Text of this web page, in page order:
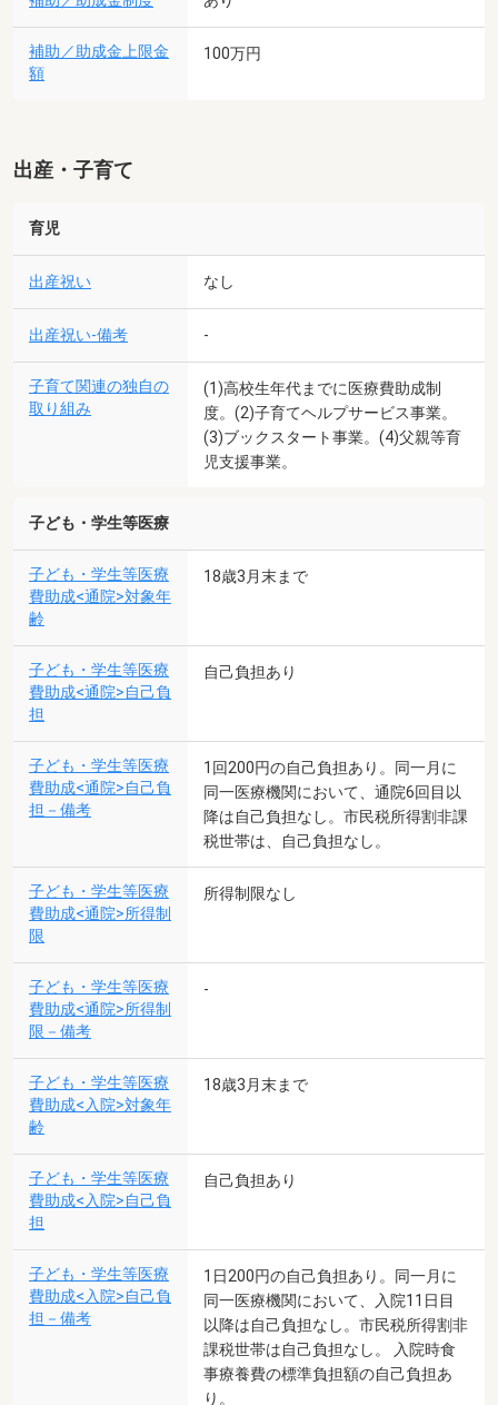
補助／助成金上限金
額
100万円
出産・子育て
育児
出産祝い なし
出産祝い-備考 -
子育て関連の独自の
取り組み
(1)高校生年代までに医療費助成制
度。(2)子育てヘルプサービス事業。
(3)ブックスタート事業。(4)父親等育
児支援事業。
子ども・学生等医療
子ども・学生等医療
費助成<通院>対象年
齢
18歳3月末まで
子ども・学生等医療
費助成<通院>自己負
担
自己負担あり
子ども・学生等医療
費助成<通院>自己負
担－備考
1回200円の自己負担あり。同一月に
同一医療機関において、通院6回目以
降は自己負担なし。市民税所得割非課
税世帯は、自己負担なし。
子ども・学生等医療
費助成<通院>所得制
限
所得制限なし
子ども・学生等医療
費助成<通院>所得制
限－備考
-
子ども・学生等医療
費助成<入院>対象年
齢
18歳3月末まで
子ども・学生等医療
費助成<入院>自己負
担
自己負担あり
子ども・学生等医療
費助成<入院>自己負
担－備考
1日200円の自己負担あり。同一月に
同一医療機関において、入院11日目
以降は自己負担なし。市民税所得割非
課税世帯は自己負担なし。 入院時食
事療養費の標準負担額の自己負担あ
り。